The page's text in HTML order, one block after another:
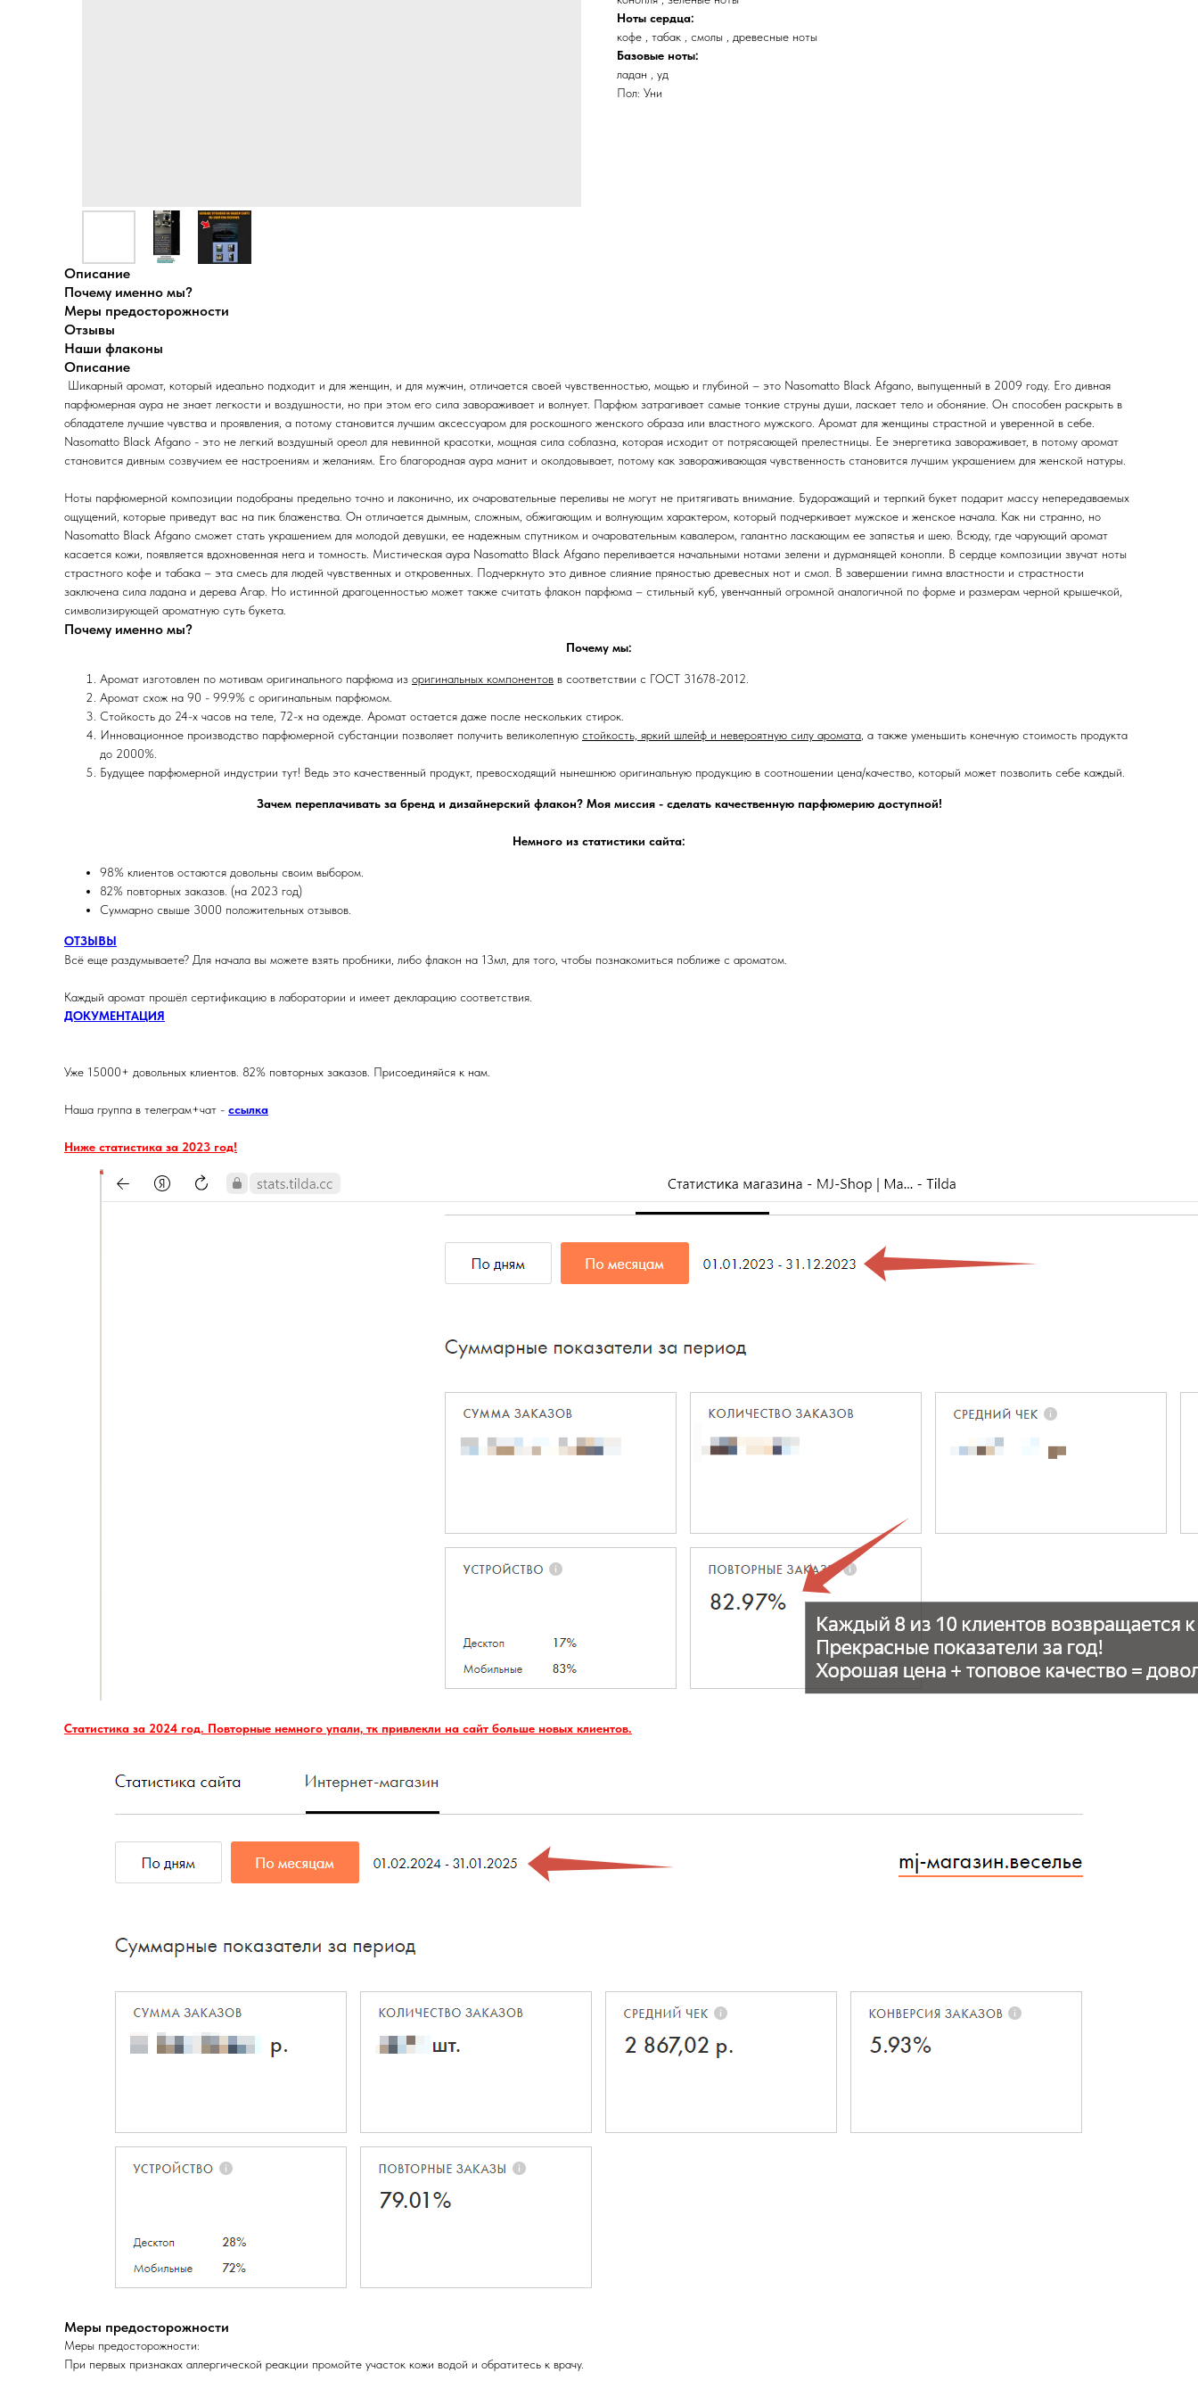
Ноты сердца:
кофе , табак , смолы , древесные ноты
Базовые ноты:
ладан , уд
Пол: Уни
Описание
Почему именно мы?
Меры предосторожности
Отзывы
Наши флаконы
Описание
Шикарный аромат, который идеально подходит и для женщин, и для мужчин, отличается своей чувственностью, мощью и глубиной – это Nasomatto Black Afgano, выпущенный в 2009 году. Его дивная
парфюмерная аура не знает легкости и воздушности, но при этом его сила завораживает и волнует. Парфюм затрагивает самые тонкие струны души, ласкает тело и обоняние. Он способен раскрыть в
обладателе лучшие чувства и проявления, а потому становится лучшим аксессуаром для роскошного женского образа или властного мужского. Аромат для женщины страстной и уверенной в себе.
Nasomatto Black Afgano - это не легкий воздушный ореол для невинной красотки, мощная сила соблазна, которая исходит от потрясающей прелестницы. Ее энергетика завораживает, в потому аромат
становится дивным созвучием ее настроениям и желаниям. Его благородная аура манит и околдовывает, потому как завораживающая чувственность становится лучшим украшением для женской натуры.
Ноты парфюмерной композиции подобраны предельно точно и лаконично, их очаровательные переливы не могут не притягивать внимание. Будоражащий и терпкий букет подарит массу непередаваемых
ощущений, которые приведут вас на пик блаженства. Он отличается дымным, сложным, обжигающим и волнующим характером, который подчеркивает мужское и женское начала. Как ни странно, но
Nasomatto Black Afgano сможет стать украшением для молодой девушки, ее надежным спутником и очаровательным кавалером, галантно ласкающим ее запястья и шею. Всюду, где чарующий аромат
касается кожи, появляется вдохновенная нега и томность. Мистическая аура Nasomatto Black Afgano переливается начальными нотами зелени и дурманящей конопли. В сердце композиции звучат ноты
страстного кофе и табака – эта смесь для людей чувственных и откровенных. Подчеркнуто это дивное слияние пряностью древесных нот и смол. В завершении гимна властности и страстности
заключена сила ладана и дерева Агар. Но истинной драгоценностью может также считать флакон парфюма – стильный куб, увенчанный огромной аналогичной по форме и размерам черной крышечкой,
символизирующей ароматную суть букета.
Почему именно мы?
Почему мы:
Аромат изготовлен по мотивам оригинального парфюма из оригинальных компонентов в соответствии с ГОСТ 31678-2012.
Аромат схож на 90 - 99.9% с оригинальным парфюмом.
Стойкость до 24-х часов на теле, 72-х на одежде. Аромат остается даже после нескольких стирок.
Инновационное производство парфюмерной субстанции позволяет получить великолепную стойкость, яркий шлейф и невероятную силу аромата , а также уменьшить конечную стоимость продукта
до 2000%.
Будущее парфюмерной индустрии тут! Ведь это качественный продукт, превосходящий нынешнюю оригинальную продукцию в соотношении цена/качество, который может позволить себе каждый.
Зачем переплачивать за бренд и дизайнерский флакон? Моя миссия - сделать качественную парфюмерию доступной!
Немного из статистики сайта:
98% клиентов остаются довольны своим выбором.
82% повторных заказов. (на 2023 год)
Суммарно свыше 3000 положительных отзывов.
ОТЗЫВЫ
Всё еще раздумываете? Для начала вы можете взять пробники, либо флакон на 13мл, для того, чтобы познакомиться поближе с ароматом.
Каждый аромат прошёл сертификацию в лаборатории и имеет декларацию соответствия.
ДОКУМЕНТАЦИЯ
Уже 15000+ довольных клиентов. 82% повторных заказов. Присоединяйся к нам.
Наша группа в телеграм+чат - ссылка
Ниже статистика за 2023 год!
Статистика за 2024 год. Повторные немного упали, тк привлекли на сайт больше новых клиентов.
Меры предосторожности
Меры предосторожности:
При первых признаках аллергической реакции промойте участок кожи водой и обратитесь к врачу.